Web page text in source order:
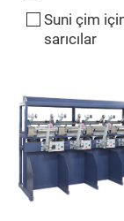
Suni çim
sarıcılar